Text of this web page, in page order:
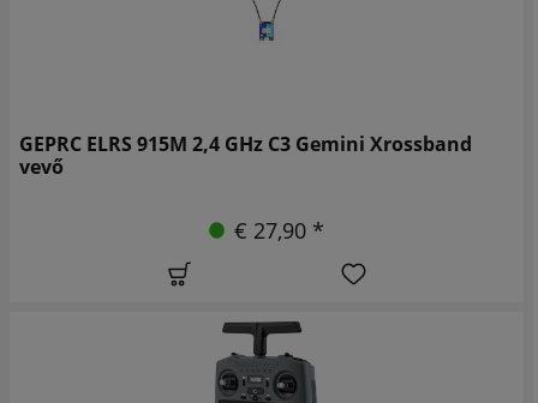
GEPRC ELRS 915M 2,4 GHz C3 Gemini Xrossband
vevő
€ 27,90 *